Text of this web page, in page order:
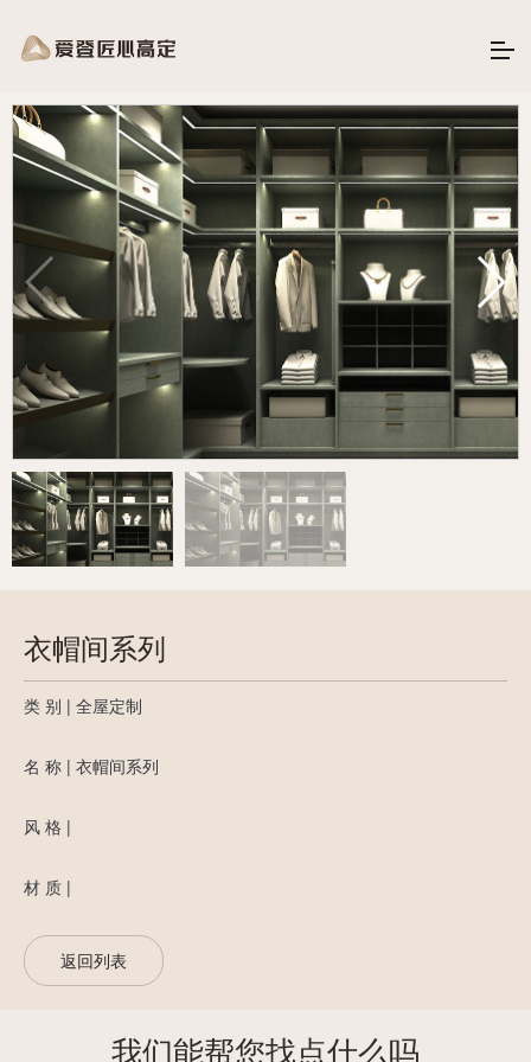
衣帽间系列
类 别 | 全屋定制
名 称 | 衣帽间系列
风 格 |
材 质 |
返回列表
我们能帮您找点什么吗